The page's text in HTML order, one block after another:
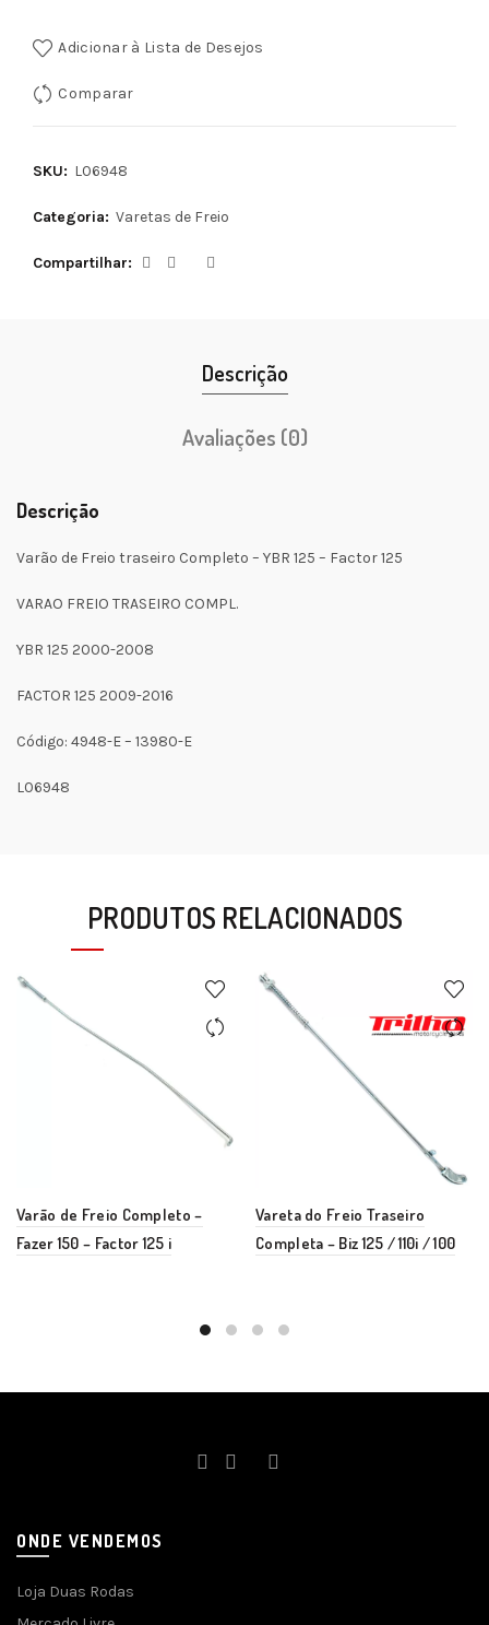
Adicionar à Lista de Desejos
Comparar
SKU: L06948
Categoria: Varetas de Freio
Compartilhar
Descrição
Avaliações (0)
Descrição
Varão de Freio traseiro Completo – YBR 125 – Factor 125
VARAO FREIO TRASEIRO COMPL.
YBR 125 2000-2008
FACTOR 125 2009-2016
Código: 4948-E – 13980-E
L06948
PRODUTOS RELACIONADOS
Varão de Freio Completo –
Fazer 150 – Factor 125 i
Vareta do Freio Traseiro
Completa – Biz 125 / 110i / 100
ONDE VENDEMOS
Loja Duas Rodas